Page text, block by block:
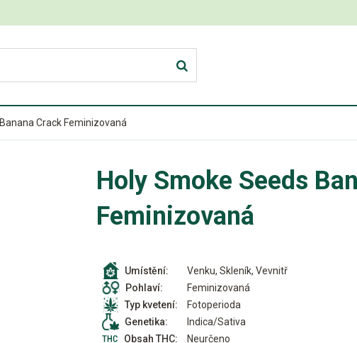
Banana Crack Feminizovaná
Holy Smoke Seeds
Feminizovaná
Umístění:
Venku, Skleník, Vevnitř
Pohlaví:
Feminizovaná
Typ kvetení:
Fotoperioda
Genetika:
Indica/Sativa
Obsah THC:
Neurčeno